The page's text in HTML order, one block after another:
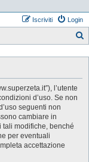
Login
Iscriviti
l’utente
d’uso. Se non
seguenti non
cambiare in
tali modifiche, benché
per eventuali
accettazione